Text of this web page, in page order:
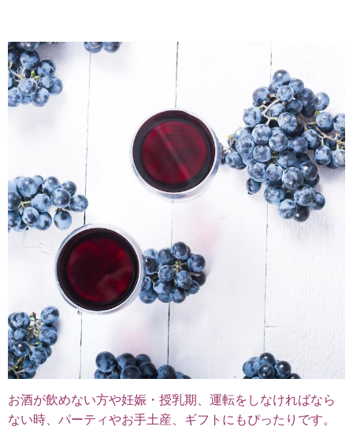
お酒が飲めない方や妊娠・授乳期、運転をしなければなら
ない時、パーティやお手土産、ギフトにもぴったりです。